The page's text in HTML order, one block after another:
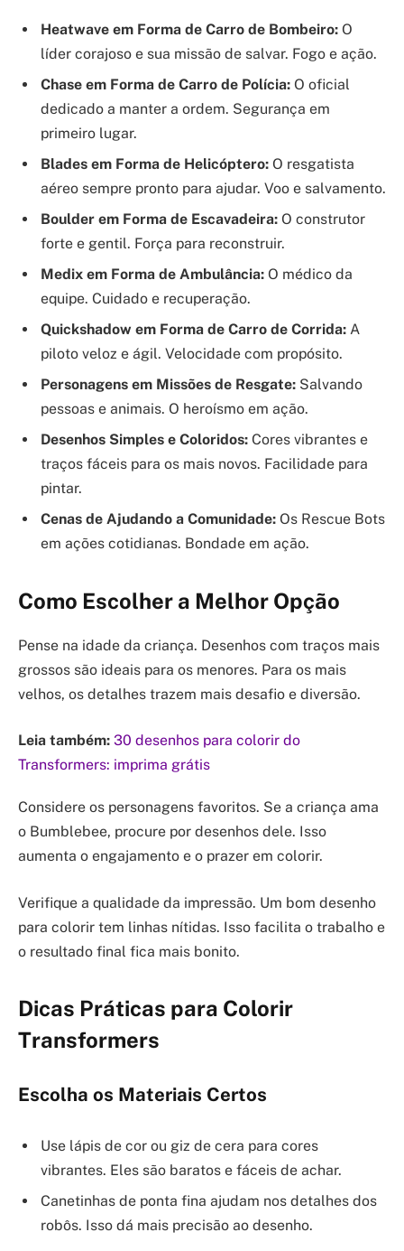
Heatwave em Forma de Carro de Bombeiro: O
líder corajoso e sua missão de salvar. Fogo e ação.
Chase em Forma de Carro de Polícia: O oficial
dedicado a manter a ordem. Segurança em
primeiro lugar.
Blades em Forma de Helicóptero: O resgatista
aéreo sempre pronto para ajudar. Voo e salvamento.
Boulder em Forma de Escavadeira: O construtor
forte e gentil. Força para reconstruir.
Medix em Forma de Ambulância: O médico da
equipe. Cuidado e recuperação.
Quickshadow em Forma de Carro de Corrida: A
piloto veloz e ágil. Velocidade com propósito.
Personagens em Missões de Resgate: Salvando
pessoas e animais. O heroísmo em ação.
Desenhos Simples e Coloridos: Cores vibrantes e
traços fáceis para os mais novos. Facilidade para
pintar.
Cenas de Ajudando a Comunidade: Os Rescue Bots
em ações cotidianas. Bondade em ação.
Como Escolher a Melhor Opção
Pense na idade da criança. Desenhos com traços mais
grossos são ideais para os menores. Para os mais
velhos, os detalhes trazem mais desafio e diversão.
Leia também: 30 desenhos para colorir do
Transformers: imprima grátis
Considere os personagens favoritos. Se a criança ama
o Bumblebee, procure por desenhos dele. Isso
aumenta o engajamento e o prazer em colorir.
Verifique a qualidade da impressão. Um bom desenho
para colorir tem linhas nítidas. Isso facilita o trabalho e
o resultado final fica mais bonito.
Dicas Práticas para Colorir
Transformers
Escolha os Materiais Certos
Use lápis de cor ou giz de cera para cores
vibrantes. Eles são baratos e fáceis de achar.
Canetinhas de ponta fina ajudam nos detalhes dos
robôs. Isso dá mais precisão ao desenho.